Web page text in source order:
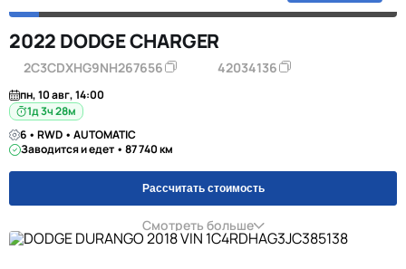
2022 DODGE CHARGER
2C3CDXHG9NH267656 42034136
пн, 10 авг, 14:00
1д 3ч 28м
6 • RWD • AUTOMATIC
Заводится и едет • 87 740 км
Рассчитать стоимость
Смотреть больше